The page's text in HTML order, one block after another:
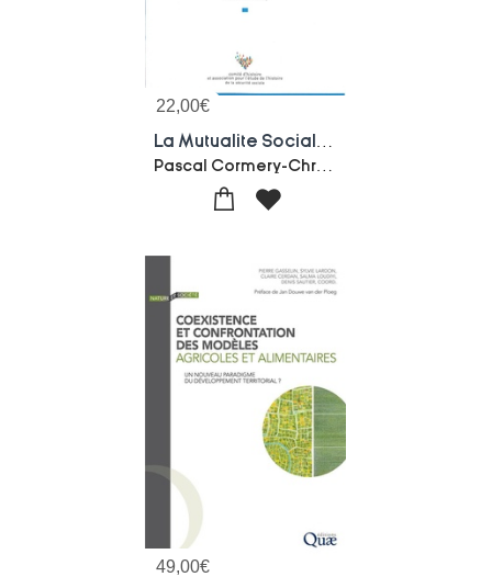
22,00€
49,00€